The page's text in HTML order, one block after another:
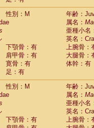
Cercopithecus diana
Cercopithecus
Cercopithecus
Cercopithecus mitis
Cercopithecus mitis
Cercopithecus mitis
Cercopithecus mona
Cercopithecus
Cercopithecus
Cercopithecus
Cercopithecusspp.(0)
Chlorocebus
Chlorocebus
Erythrocebus patas
性別：M
年齢：
属名：
亜種小名
英名：
下顎骨：有
上腕骨：
肩甲骨：有
大腿骨：
寛骨：有
体幹：有
足：有
性別：M
年齢：
属名：
亜種小名
英名：
下顎骨：有
上腕骨：